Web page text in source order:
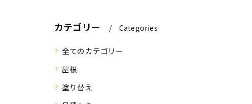
カテゴリー Categories
全てのカテゴリー
屋根
塗り替え